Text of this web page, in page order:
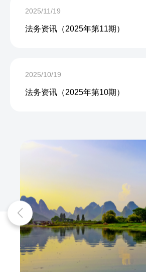
2025/11/19
法务资讯（2025年第11期）
2025/10/19
法务资讯（2025年第10期）